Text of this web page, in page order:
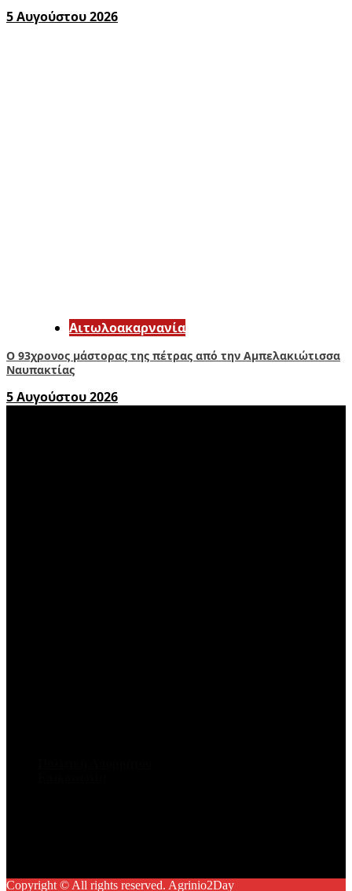
5 Αυγούστου 2026
Αιτωλοακαρνανία
Ο 93χρονος μάστορας της πέτρας από την Αμπελακιώτισσα
Ναυπακτίας
5 Αυγούστου 2026
Copyright © All rights reserved. Agrinio2Day